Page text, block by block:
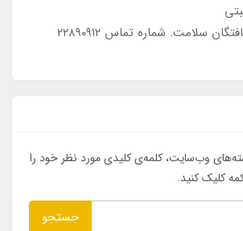
مرکز مشاوره ره‌یافتگان سلامت. شماره تماس ۲۲۸۹۰۹۱۲
وب‌سایت، کلمه‌ی کلیدی مورد نظر خود را
کلیک کنید.
جستجو